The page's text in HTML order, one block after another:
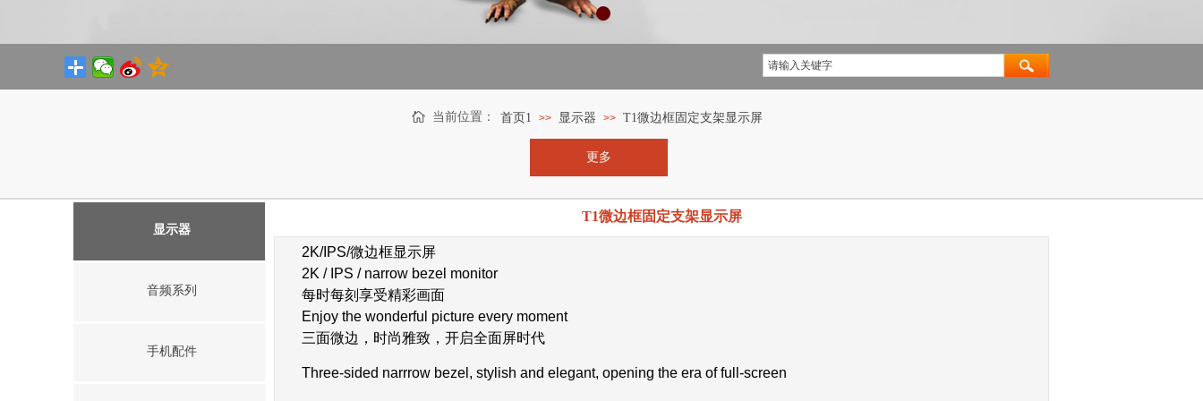
首页1 >> 显示器 >> T1微边框固定支架显示屏
当前位置：
更多
显示器
音频系列
手机配件
T1微边框固定支架显示屏
2K/IPS/微边框显示屏
2K / IPS / narrow bezel monitor
每时每刻享受精彩画面
Enjoy the wonderful picture every moment
三面微边，时尚雅致，开启全面屏时代
Three-sided narrrow bezel, stylish and elegant, opening the era of full-screen